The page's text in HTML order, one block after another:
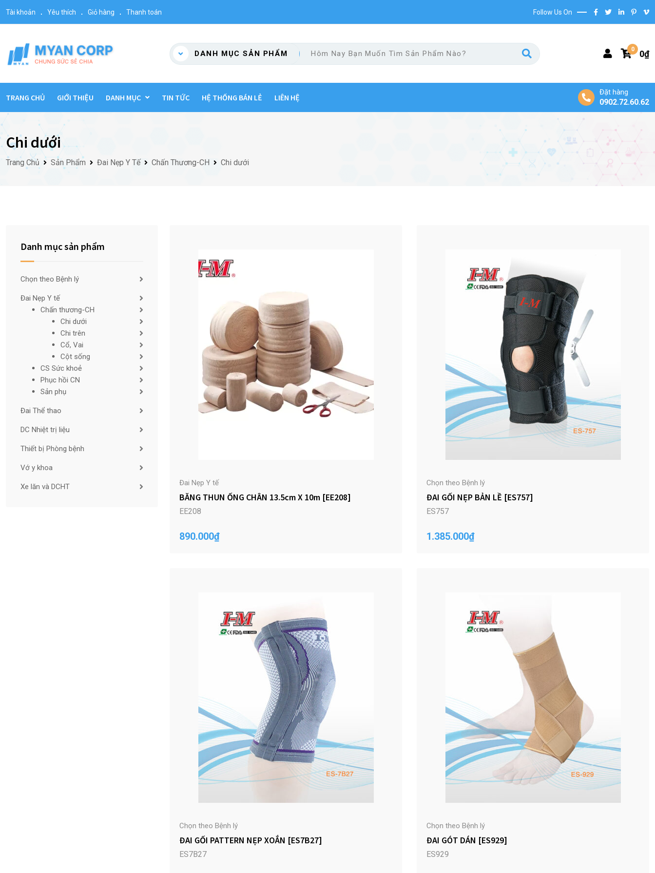
Tài khoản Yêu thích Giỏ hàng Thanh toán Follow Us On
DANH MỤC SẢN PHẨM
0 0₫
TRANG CHỦ GIỚI THIỆU DANH MỤC TIN TỨC HỆ THỐNG BÁN LẺ LIÊN HỆ
Đặt hàng
0902.72.60.62
Chi dưới
Trang Chủ Sản Phẩm Đai Nẹp Y Tế Chấn Thương-CH Chi dưới
Danh mục sản phẩm
Chọn theo Bệnh lý
Đai Nẹp Y tế
Chấn thương-CH
Chi dưới
Chi trên
Cổ, Vai
Cột sống
CS Sức khoẻ
Phục hồi CN
Sản phụ
Đai Thể thao
DC Nhiệt trị liệu
Thiết bị Phòng bệnh
Vớ y khoa
Xe lăn và DCHT Đai Nẹp Y tế
BĂNG THUN ỐNG CHÂN 13.5cm X 10m [EE208]
EE208
890.000₫
Chọn theo Bệnh lý
ĐAI GỐI NẸP BẢN LỀ [ES757]
ES757
1.385.000₫
Chọn theo Bệnh lý
ĐAI GỐI PATTERN NẸP XOẮN [ES7B27]
ES7B27
Chọn theo Bệnh lý
ĐAI GÓT DÁN [ES929]
ES929